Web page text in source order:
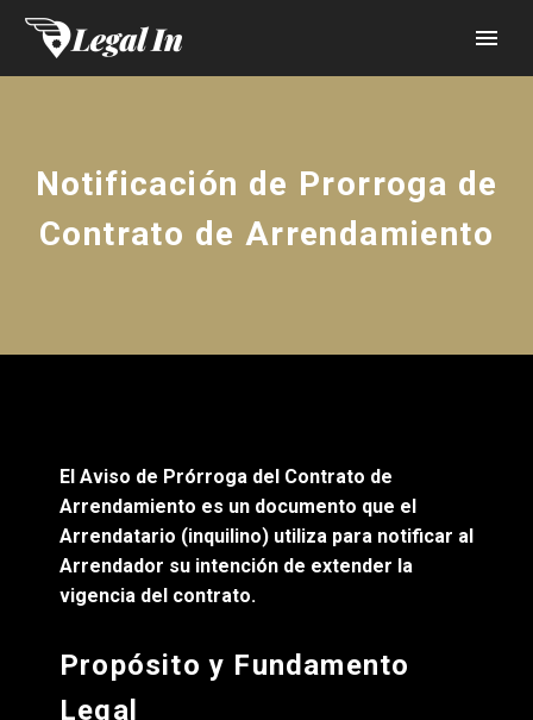
Notificación de Prorroga de
Contrato de Arrendamiento
El Aviso de Prórroga del Contrato de
Arrendamiento es un documento que el
Arrendatario (inquilino) utiliza para notificar al
Arrendador su intención de extender la
vigencia del contrato.
Propósito y Fundamento
Legal